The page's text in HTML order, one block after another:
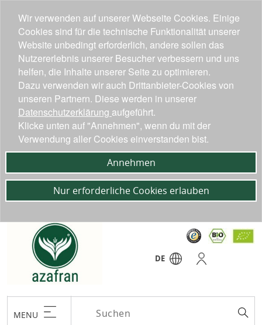
DE
MENU
Wir verwenden auf unserer Webseite Cookies. Einige
Cookies sind für die technische Funktionalität unserer
Website unbedingt erforderlich, andere sollen das
Nutzererlebnis unserer Besucher verbessern und uns
helfen, die Inhalte unserer Seite zu optimieren.
Dazu verwenden wir auch Drittanbieter-Cookies von
unseren Partnern. Diese werden in unserer
Datenschutzerklärung aufgeführt.
Klicke unten auf "Annehmen", wenn du mit der
Verwendung aller Cookies einverstanden bist.
Annehmen
Nur erforderliche Cookies erlauben